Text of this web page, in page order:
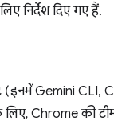
निर्देश दिए गए हैं.
(इनमें Gemini CLI,
Chrome की